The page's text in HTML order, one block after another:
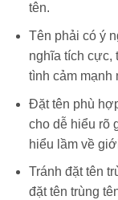
tên.
Tên phải có ý
nghĩa tích cực,
tình cảm mạnh
Đặt tên phù
cho dễ hiểu rõ
hiểu lầm về
Tránh đặt tên
đặt tên trùng